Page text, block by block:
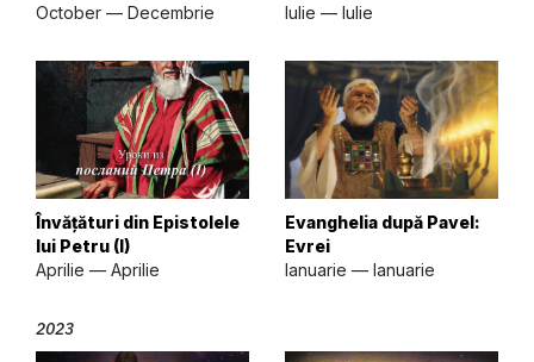
October — Decembrie
Iulie — Iulie
Învățături din Epistolele
lui Petru (I)
Aprilie — Aprilie
Evanghelia după Pavel:
Evrei
Ianuarie — Ianuarie
2023